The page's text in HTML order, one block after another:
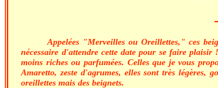
Appelées "Merveilles ou Oreillettes," ces
nécessaire d'attendre cette date pour se faire
moins riches ou parfumées. Celles que je vous
Amaretto, zeste d'agrumes, elles sont très légères,
oreillettes mais des beignets.